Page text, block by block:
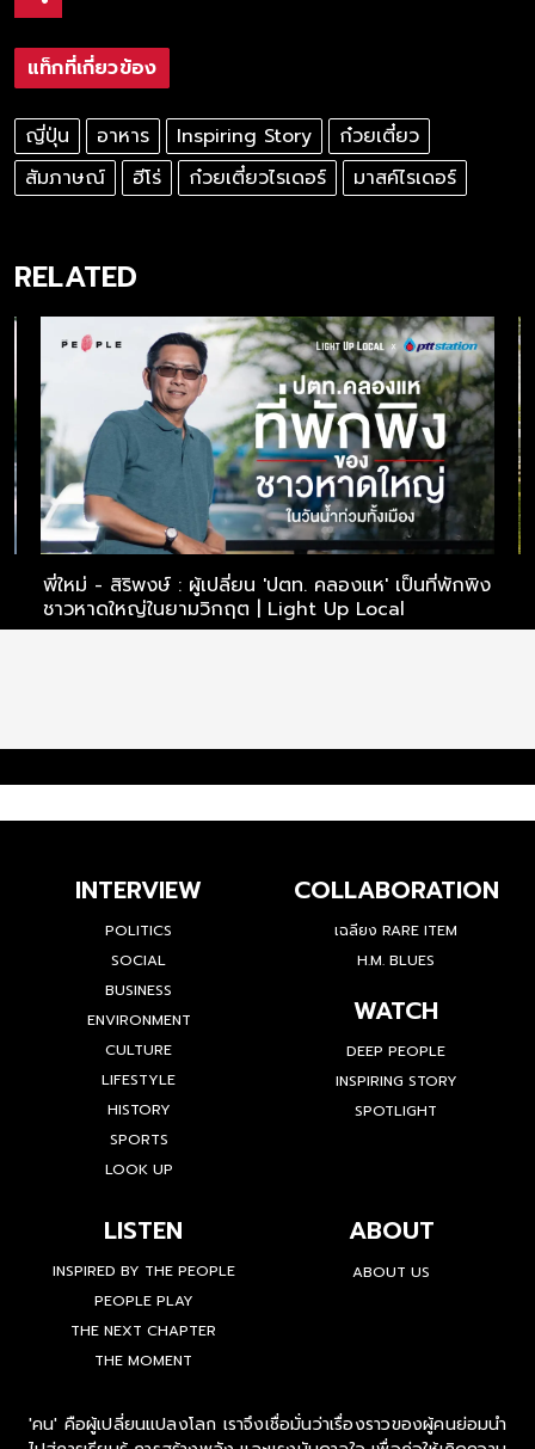
แท็กที่เกี่ยวข้อง
ญี่ปุ่น อาหาร Inspiring Story
ก๋วยเตี๋ยว
สัมภาษณ์
ฮีโร่ ก๋วยเตี๋ยวไรเดอร์ มาสค์ไรเดอร์
RELATED
พี่ใหม่ - สิริพงษ์ : ผู้เปลี่ยน 'ปตท. คลองแห' เป็นที่พักพิง
ชาวหาดใหญ่ในยามวิกฤต | Light Up Local
INTERVIEW
POLITICS
SOCIAL
BUSINESS
ENVIRONMENT
CULTURE
LIFESTYLE
HISTORY
SPORTS
LOOK UP
COLLABORATION
เฉลียง RARE ITEM
H.M. BLUES
WATCH
DEEP PEOPLE
INSPIRING STORY
SPOTLIGHT
LISTEN
INSPIRED BY THE PEOPLE
PEOPLE PLAY
THE NEXT CHAPTER
THE MOMENT
ABOUT
ABOUT US
'คน' คือผู้เปลี่ยนแปลงโลก เราจึงเชื่อมั่นว่าเรื่องราวของผู้คนย่อมนำ